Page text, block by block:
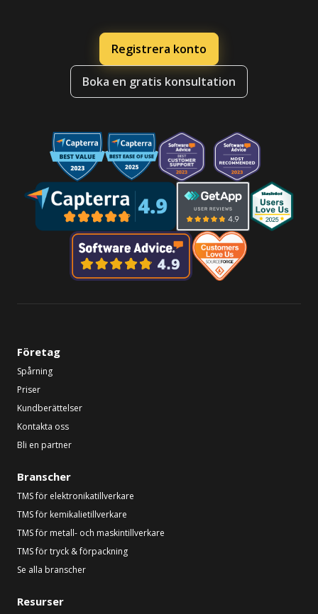
Registrera konto
Boka en gratis konsultation
Företag
Spårning
Priser
Kundberättelser
Kontakta oss
Bli en partner
Branscher
TMS för elektronikatillverkare
TMS för kemikalietillverkare
TMS för metall- och maskintillverkare
TMS för tryck & förpackning
Se alla branscher
Resurser